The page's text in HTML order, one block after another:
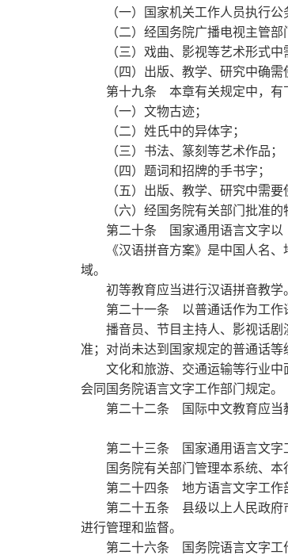
（一）国家机关工作人员执行公
（二）经国务院广播电视主管部
（三）戏曲、影视等艺术形式中
（四）出版、教学、研究中确需
第十九条
本章有关规定中，有
（一）文物古迹；
（二）姓氏中的异体字；
（三）书法、篆刻等艺术作品；
（四）题词和招牌的手书字；
（五）出版、教学、研究中需要
（六）经国务院有关部门批准的
第二十条
国家通用语言文字以
《汉语拼音方案》是中国人名、
域。
初等教育应当进行汉语拼音教学
第二十一条
以普通话作为工作
播音员、节目主持人、影视话剧
准；对尚未达到国家规定的普通话等
文化和旅游、交通运输等行业中面
会同国务院语言文字工作部门规定。
第二十二条
国际中文教育应
第二十三条
国家通用语言文字
国务院有关部门管理本系统、本
第二十四条
地方语言文字工作
第二十五条
县级以上人民政
进行管理和监督。
第二十六条
国务院语言文字工